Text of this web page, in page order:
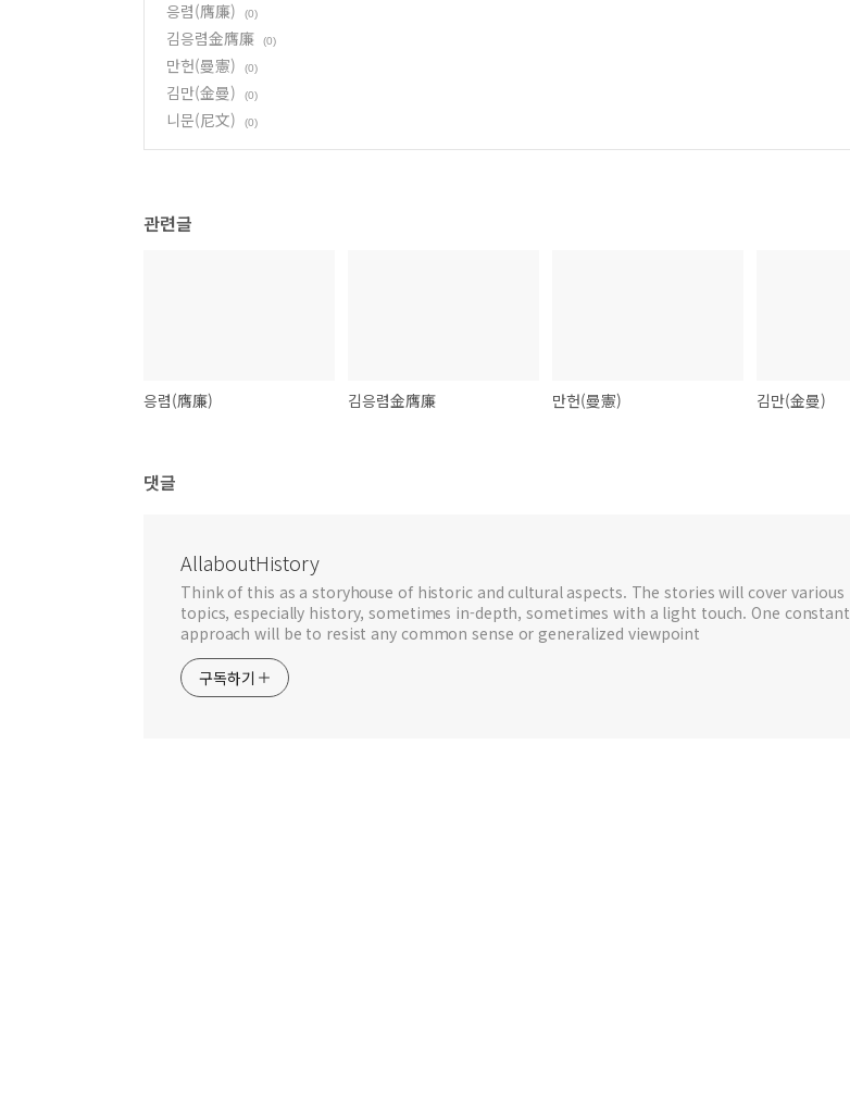
응렴(膺廉) (0)
김응렴金膺廉 (0)
만헌(曼憲) (0)
김만(金曼) (0)
니문(尼文) (0)
관련글
응렴(膺廉) 김응렴金膺廉 만헌(曼憲) 김만(金曼)
댓글
AllaboutHistory
Think of this as a storyhouse of historic and cultural aspects. The stories will cover various
topics, especially history, sometimes in-depth, sometimes with a light touch. One constant
approach will be to resist any common sense or generalized viewpoint
구독하기